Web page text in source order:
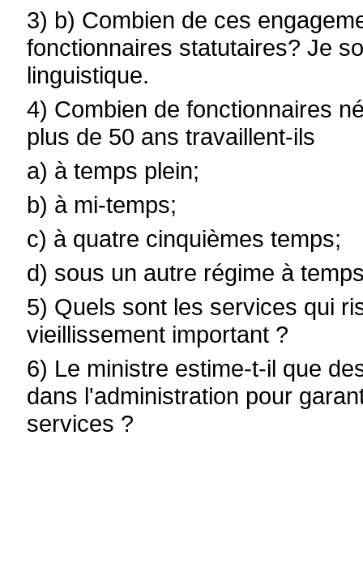
3) b) Combien de ces
fonctionnaires statutaires? Je
linguistique.
4) Combien de fonctionnaires
plus de 50 ans travaillent-ils
a) à temps plein;
b) à mi-temps;
c) à quatre cinquièmes temps;
d) sous un autre régime à
5) Quels sont les services qui
vieillissement important ?
6) Le ministre estime-t-il que
dans l'administration pour
services ?